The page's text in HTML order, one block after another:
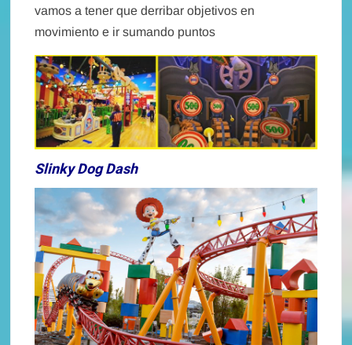
vamos a tener que derribar objetivos en
movimiento e ir sumando puntos
Slinky Dog Dash